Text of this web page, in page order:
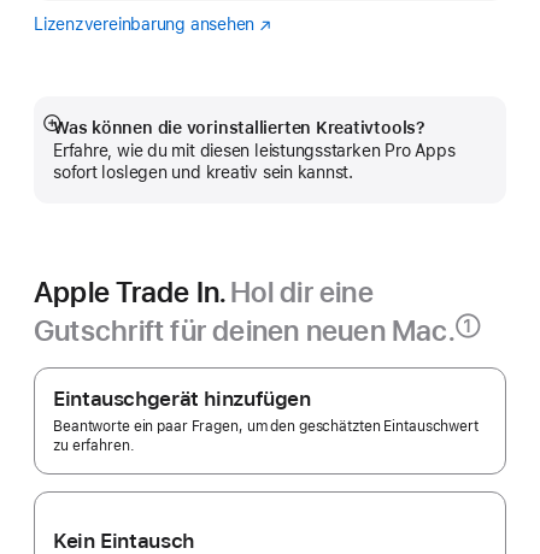
Lizenzvereinbarung ansehen Logic
(Öffnet
Was können die vorinstallierten Kreativtools?
Erfahre, wie du mit diesen leistungsstarken Pro Apps
sofort loslegen und kreativ sein kannst.
Mehr
anzeigen
Apple Trade In.Hol dir eine
Gutschrift für deinen neuen Mac.①
Apple
Trade In.
Eintauschgerät hinzufügen
Beantworte ein paar Fragen, um den geschätzten Eintauschwert
zu erfahren.
Kein Eintausch